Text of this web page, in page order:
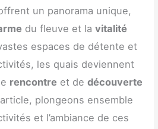
un panorama unique,
du fleuve et lavitalité
espaces de détente et
les quais deviennent
rencontre et dedécouverte
plongeons ensemble
et l’ambiance de ces